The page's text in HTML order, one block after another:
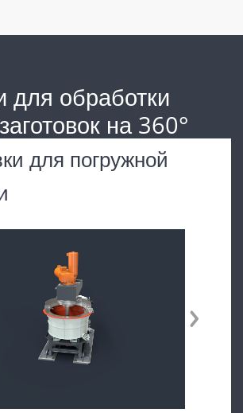
для обработки
на 360°
для погружной